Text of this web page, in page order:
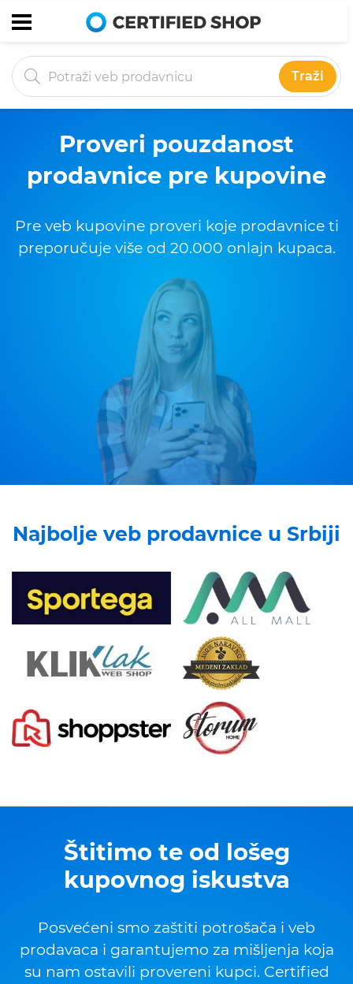
Traži
Proveri pouzdanost
prodavnice pre kupovine
Pre veb kupovine proveri koje prodavnice ti
preporučuje više od 20.000 onlajn kupaca.
Najbolje veb prodavnice u Srbiji
Štitimo te od lošeg
kupovnog iskustva
Posvećeni smo zaštiti potrošača i veb
prodavaca i garantujemo za mišljenja koja
su nam ostavili provereni kupci. Certified